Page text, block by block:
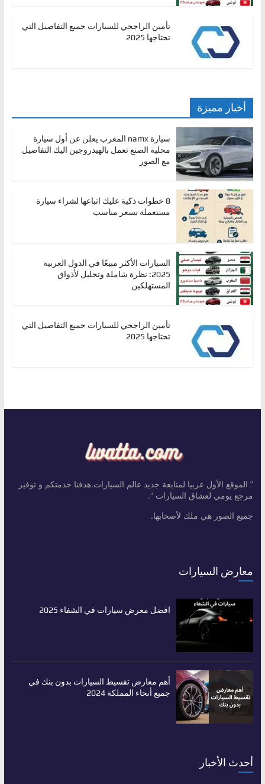
تأمين الراجحي للسيارات جميع التفاصيل التي
تحتاجها 2025
أخبار مميزة
سيارة namx المغرب يعلن عن أول سيارة
محلية الصنع تعمل بالهيدروجين اليك التفاصيل
مع الصور
8 خطوات ذكية عليك اتباعها لشراء سيارة
مستعملة بسعر مناسب
السيارات الأكثر مبيعًا في الدول العربية
2025: نظرة شاملة وتحليل لأذواق
المستهلكين
تأمين الراجحي للسيارات جميع التفاصيل التي
تحتاجها 2025
” الموقع الأول عربيا لمتابعة جديد عالم السيارات.هدفنا خدمتكم و توفير
مرجع يومي لعشاق السيارات “.
جميع الصور هي ملك لأصحابها.
معارض السيارات
افضل معرض سيارات في الشفاء 2025
أهم معارض تقسيط السيارات بدون بنك في
جميع أنحاء المملكة 2024
أحدث الأخبار